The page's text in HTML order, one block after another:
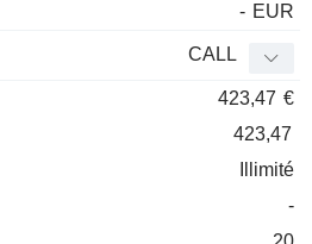
- EUR
CALL
423,47 €
423,47
Illimité
-